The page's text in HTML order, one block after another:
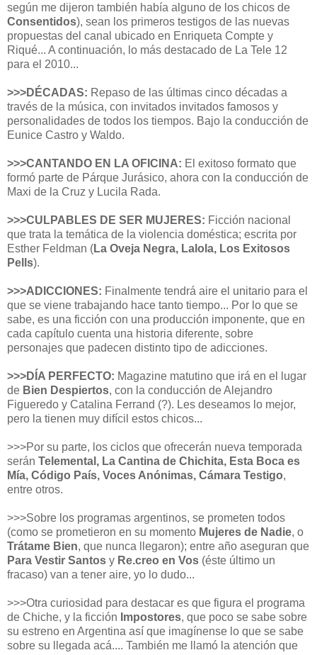
según me dijeron también había alguno de los chicos de
Consentidos), sean los primeros testigos de las nuevas
propuestas del canal ubicado en Enriqueta Compte y
Riqué... A continuación, lo más destacado de La Tele 12
para el 2010...
>>>DÉCADAS: Repaso de las últimas cinco décadas a
través de la música, con invitados invitados famosos y
personalidades de todos los tiempos. Bajo la conducción de
Eunice Castro y Waldo.
>>>CANTANDO EN LA OFICINA: El exitoso formato que
formó parte de Párque Jurásico, ahora con la conducción de
Maxi de la Cruz y Lucila Rada.
>>>CULPABLES DE SER MUJERES: Ficción nacional
que trata la temática de la violencia doméstica; escrita por
Esther Feldman (La Oveja Negra, Lalola, Los Exitosos
Pells).
>>>ADICCIONES: Finalmente tendrá aire el unitario para el
que se viene trabajando hace tanto tiempo... Por lo que se
sabe, es una ficción con una producción imponente, que en
cada capítulo cuenta una historia diferente, sobre
personajes que padecen distinto tipo de adicciones.
>>>DÍA PERFECTO: Magazine matutino que irá en el lugar
de Bien Despiertos, con la conducción de Alejandro
Figueredo y Catalina Ferrand (?). Les deseamos lo mejor,
pero la tienen muy difícil estos chicos...
>>>Por su parte, los ciclos que ofrecerán nueva temporada
serán Telemental, La Cantina de Chichita, Esta Boca es
Mía, Código País, Voces Anónimas, Cámara Testigo,
entre otros.
>>>Sobre los programas argentinos, se prometen todos
(como se prometieron en su momento Mujeres de Nadie, o
Trátame Bien, que nunca llegaron); entre año aseguran que
Para Vestir Santos y Re.creo en Vos (éste último un
fracaso) van a tener aire, yo lo dudo...
>>>Otra curiosidad para destacar es que figura el programa
de Chiche, y la ficción Impostores, que poco se sabe sobre
su estreno en Argentina así que imagínense lo que se sabe
sobre su llegada acá.... También me llamó la atención que